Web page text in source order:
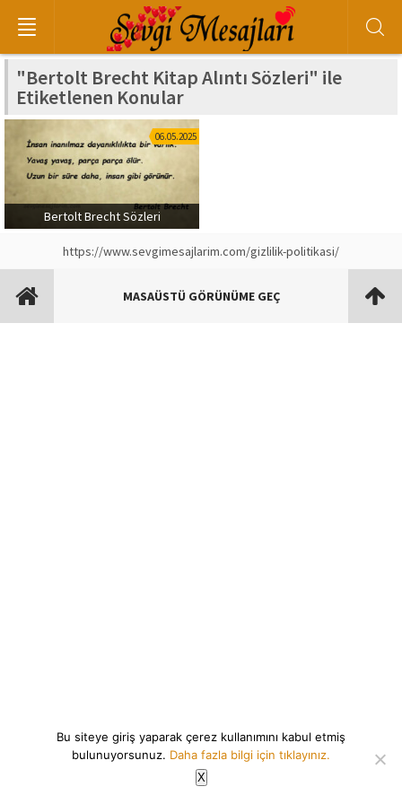
"Bertolt Brecht Kitap Alıntı Sözleri" ile
Etiketlenen Konular
Bertolt Brecht Sözleri
06.05.2025
https://www.sevgimesajlarim.com/gizlilik-politikasi/
MASAÜSTÜ GÖRÜNÜME GEÇ
Bu siteye giriş yaparak çerez kullanımını kabul etmiş
bulunuyorsunuz. Daha fazla bilgi için tıklayınız.
X